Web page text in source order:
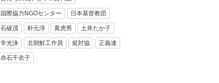
国際協力NGOセンター 日本基督教団
石破茂 朴元淳 黄虎男 土井たか子
辛光洙 北朝鮮工作員 挺対協 正義連
赤石千衣子